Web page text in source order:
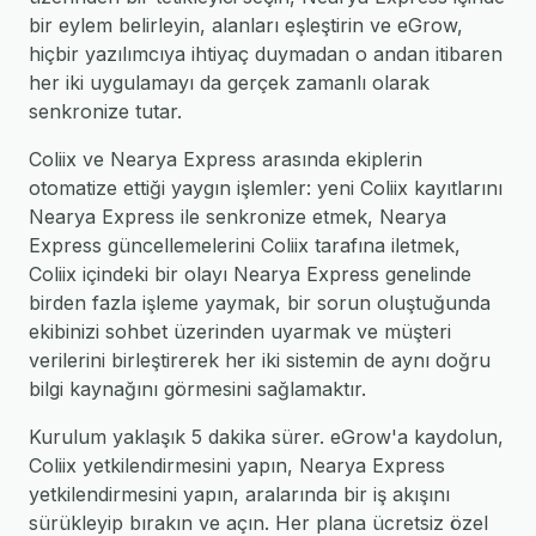
bir eylem belirleyin, alanları eşleştirin ve eGrow,
hiçbir yazılımcıya ihtiyaç duymadan o andan itibaren
her iki uygulamayı da gerçek zamanlı olarak
senkronize tutar.
Coliix ve Nearya Express arasında ekiplerin
otomatize ettiği yaygın işlemler: yeni Coliix kayıtlarını
Nearya Express ile senkronize etmek, Nearya
Express güncellemelerini Coliix tarafına iletmek,
Coliix içindeki bir olayı Nearya Express genelinde
birden fazla işleme yaymak, bir sorun oluştuğunda
ekibinizi sohbet üzerinden uyarmak ve müşteri
verilerini birleştirerek her iki sistemin de aynı doğru
bilgi kaynağını görmesini sağlamaktır.
Kurulum yaklaşık 5 dakika sürer. eGrow'a kaydolun,
Coliix yetkilendirmesini yapın, Nearya Express
yetkilendirmesini yapın, aralarında bir iş akışını
sürükleyip bırakın ve açın. Her plana ücretsiz özel